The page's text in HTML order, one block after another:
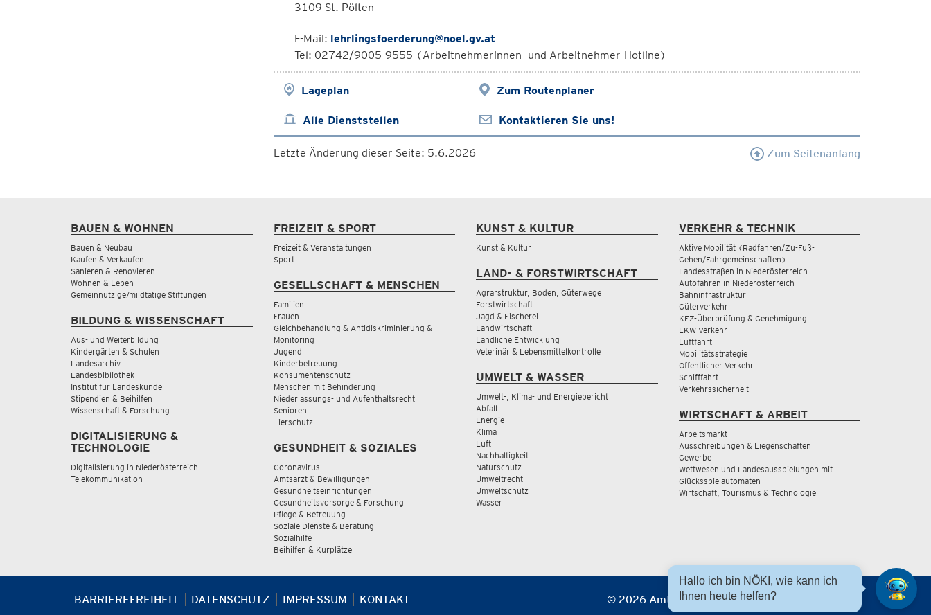
3109 St. Pölten
E-Mail: lehrlingsfoerderung@noel.gv.at
Tel: 02742/9005-9555 (Arbeitnehmerinnen- und Arbeitnehmer-Hotline)
Lageplan Zum Routenplaner
Alle Dienststellen Kontaktieren Sie uns!
Letzte Änderung dieser Seite: 5.6.2026 Zum Seitenanfang
BAUEN & WOHNEN
Bauen & Neubau
Kaufen & Verkaufen
Sanieren & Renovieren
Wohnen & Leben
Gemeinnützige/mildtätige Stiftungen
BILDUNG & WISSENSCHAFT
Aus- und Weiterbildung
Kindergärten & Schulen
Landesarchiv
Landesbibliothek
Institut für Landeskunde
Stipendien & Beihilfen
Wissenschaft & Forschung
DIGITALISIERUNG &
TECHNOLOGIE
Digitalisierung in Niederösterreich
Telekommunikation
FREIZEIT & SPORT
Freizeit & Veranstaltungen
Sport
GESELLSCHAFT & MENSCHEN
Familien
Frauen
Gleichbehandlung & Antidiskriminierung &
Monitoring
Jugend
Kinderbetreuung
Konsumentenschutz
Menschen mit Behinderung
Niederlassungs- und Aufenthaltsrecht
Senioren
Tierschutz
GESUNDHEIT & SOZIALES
Coronavirus
Amtsarzt & Bewilligungen
Gesundheitseinrichtungen
Gesundheitsvorsorge & Forschung
Pflege & Betreuung
Soziale Dienste & Beratung
Sozialhilfe
Beihilfen & Kurplätze
KUNST & KULTUR
Kunst & Kultur
LAND- & FORSTWIRTSCHAFT
Agrarstruktur, Boden, Güterwege
Forstwirtschaft
Jagd & Fischerei
Landwirtschaft
Ländliche Entwicklung
Veterinär & Lebensmittelkontrolle
UMWELT & WASSER
Umwelt-, Klima- und Energiebericht
Abfall
Energie
Klima
Luft
Nachhaltigkeit
Naturschutz
Umweltrecht
Umweltschutz
Wasser
VERKEHR & TECHNIK
Aktive Mobilität (Radfahren/Zu-Fuß-
Gehen/Fahrgemeinschaften)
Landesstraßen in Niederösterreich
Autofahren in Niederösterreich
Bahninfrastruktur
Güterverkehr
KFZ-Überprüfung & Genehmigung
LKW Verkehr
Luftfahrt
Mobilitätsstrategie
Öffentlicher Verkehr
Schifffahrt
Verkehrssicherheit
WIRTSCHAFT & ARBEIT
Arbeitsmarkt
Ausschreibungen & Liegenschaften
Gewerbe
Wettwesen und Landesausspielungen mit
Glücksspielautomaten
Wirtschaft, Tourismus & Technologie
BARRIEREFREIHEIT DATENSCHUTZ IMPRESSUM KONTAKT © 2026 Amt der NÖ Landesregierung
Hallo ich bin NÖKI, wie kann ich
Ihnen heute helfen?